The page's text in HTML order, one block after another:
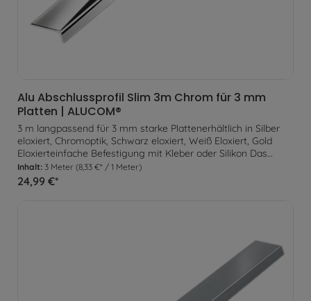
Alu Abschlussprofil Slim 3m Chrom für 3 mm
Platten | ALUCOM®
3 m langpassend für 3 mm starke Plattenerhältlich in Silber
eloxiert, Chromoptik, Schwarz eloxiert, Weiß Eloxiert, Gold
Eloxierteinfache Befestigung mit Kleber oder Silikon Das
Abschlussprofil eignet sich optimal um an einsehbaren
Plattenenden ein gleichmäßigen Abschluss zu erzeugen. Zur
Inhalt: 3 Meter (8,33 €* / 1 Meter)
24,99 €*